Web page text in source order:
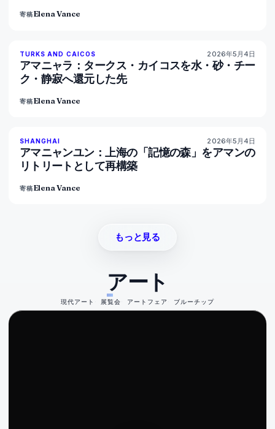
寄稿Elena Vance
96% 60
TURKS AND CAICOS 2026年5月4日
アマニャラ：タークス・カイコスを水・砂・チー
ク・静寂へ還元した先
寄稿Elena Vance
96% 78
SHANGHAI 2026年5月4日
アマニャンユン：上海の「記憶の森」をアマンの
リトリートとして再構築
寄稿Elena Vance
もっと見る
アート
現代アート 展覧会 アートフェア ブルーチップ